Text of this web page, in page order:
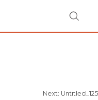
Next: Untitled_125